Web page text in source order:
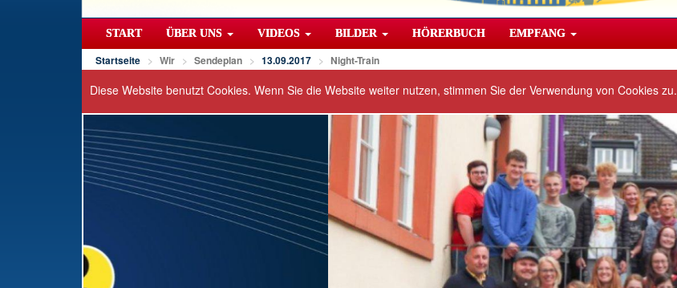
START ÜBER UNS VIDEOS BILDER HÖRERBUCH EMPFANG
Startseite Wir Sendeplan 13.09.2017 Night-Train
Diese Website benutzt Cookies. Wenn Sie die Website weiter nutzen, stimmen Sie der Verwendung von Cookies zu.